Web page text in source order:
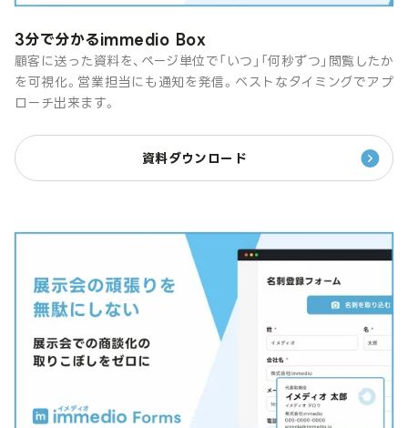
3分で分かるimmedio Box
顧客に送った資料を、ページ単位で「いつ」「何秒ずつ」閲覧したか
を可視化。営業担当にも通知を発信。ベストなタイミングでアプ
ローチ出来ます。
資料ダウンロード